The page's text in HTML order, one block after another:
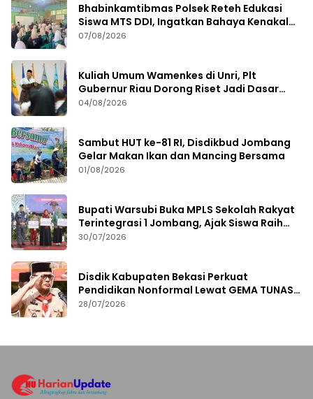
Bhabinkamtibmas Polsek Reteh Edukasi
Siswa MTS DDI, Ingatkan Bahaya Kenakalan
Remaja
07/08/2026
Kuliah Umum Wamenkes di Unri, Plt
Gubernur Riau Dorong Riset Jadi Dasar
Kebijakan Kesehatan
04/08/2026
Sambut HUT ke-81 RI, Disdikbud Jombang
Gelar Makan Ikan dan Mancing Bersama
01/08/2026
Bupati Warsubi Buka MPLS Sekolah Rakyat
Terintegrasi 1 Jombang, Ajak Siswa Raih
Prestasi
30/07/2026
Disdik Kabupaten Bekasi Perkuat
Pendidikan Nonformal Lewat GEMA TUNAS
2026
28/07/2026